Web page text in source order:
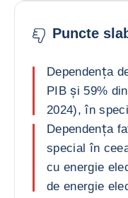
Puncte
Dependența
PIB și 59%
2024), în
Dependența
special în
cu energie
de energie